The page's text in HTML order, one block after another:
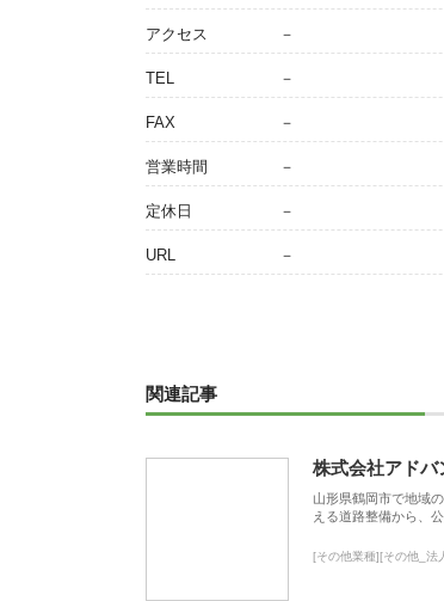
アクセス －
TEL －
FAX －
営業時間 －
定休日 －
URL －
関連記事
株式会社アドバ
山形県鶴岡市で地域
える道路整備から、
[その他業種][その他_法